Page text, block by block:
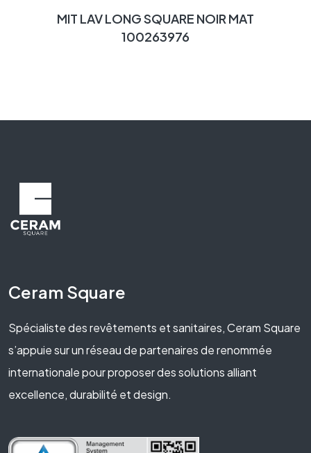
MIT LAV LONG SQUARE NOIR MAT
100263976
Ceram Square
Spécialiste des revêtements et sanitaires, Ceram Square
s’appuie sur un réseau de partenaires de renommée
internationale pour proposer des solutions alliant
excellence, durabilité et design.